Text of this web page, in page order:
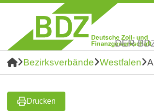
DER
Bezirksverbände Westfalen
Drucken